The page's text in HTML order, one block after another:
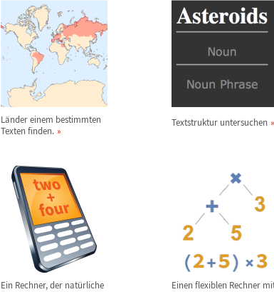
Länder einem bestimmten
Texten finden.
Textstruktur untersuchen
Ein Rechner, der natürliche
Einen flexiblen Rechner